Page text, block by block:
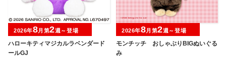
ハローキティマジカルラベンダード
ールGJ
2026年8月第2週～登場
モンチッチ おしゃぶりBIGぬいぐる
み
2026年8月第2週～登場